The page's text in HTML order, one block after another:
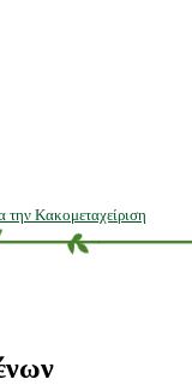
την Κακομεταχείριση